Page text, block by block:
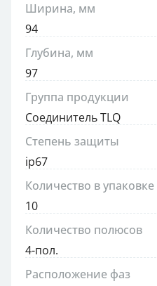
Ширина, мм
94
Глубина, мм
97
Группа продукции
Соединитель TLQ
Степень защиты
ip67
Количество в упаковке
10
Количество полюсов
4-пол.
Расположение фаз